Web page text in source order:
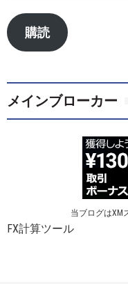
ア
ド
購読
メインブローカー
当ブログはXM
FX計算ツール